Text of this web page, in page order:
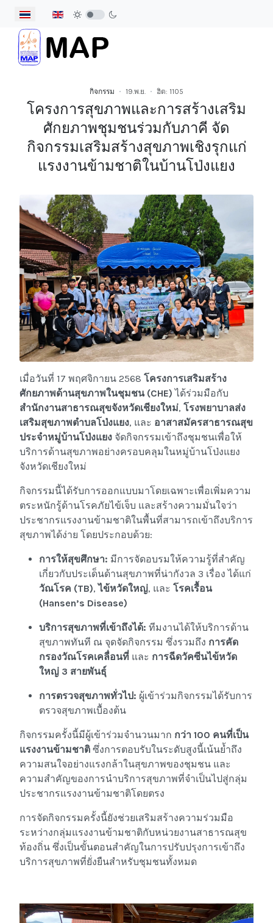
เลือกภาษาของคุณ
กิจกรรม 19.พ.ย. ฮิต: 1105
โครงการสุขภาพและการสร้างเสริม
ศักยภาพชุมชนร่วมกับภาคี จัด
กิจกรรมเสริมสร้างสุขภาพเชิงรุกแก่
แรงงานข้ามชาติในบ้านโป่งแยง
เมื่อวันที่ 17 พฤศจิกายน 2568 โครงการเสริมสร้าง
ศักยภาพด้านสุขภาพในชุมชน (CHE) ได้ร่วมมือกับ
สำนักงานสาธารณสุขจังหวัดเชียงใหม่, โรงพยาบาลส่ง
เสริมสุขภาพตำบลโป่งแยง, และ อาสาสมัครสาธารณสุข
ประจำหมู่บ้านโป่งแยง จัดกิจกรรมเข้าถึงชุมชนเพื่อให้
บริการด้านสุขภาพอย่างครอบคลุมในหมู่บ้านโป่งแยง
จังหวัดเชียงใหม่
กิจกรรมนี้ได้รับการออกแบบมาโดยเฉพาะเพื่อเพิ่มความ
ตระหนักรู้ด้านโรคภัยไข้เจ็บ และสร้างความมั่นใจว่า
ประชากรแรงงานข้ามชาติในพื้นที่สามารถเข้าถึงบริการ
สุขภาพได้ง่าย โดยประกอบด้วย:
การให้สุขศึกษา: มีการจัดอบรมให้ความรู้ที่สำคัญ
เกี่ยวกับประเด็นด้านสุขภาพที่น่ากังวล 3 เรื่อง ได้แก่
วัณโรค (TB),ไข้หวัดใหญ่, และ โรคเรื้อน
(Hansen’s Disease)
บริการสุขภาพที่เข้าถึงได้: ทีมงานได้ให้บริการด้าน
สุขภาพทันที ณ จุดจัดกิจกรรม ซึ่งรวมถึง การคัด
กรองวัณโรคเคลื่อนที่ และ การฉีดวัคซีนไข้หวัด
ใหญ่ 3 สายพันธุ์
การตรวจสุขภาพทั่วไป: ผู้เข้าร่วมกิจกรรมได้รับการ
ตรวจสุขภาพเบื้องต้น
กิจกรรมครั้งนี้มีผู้เข้าร่วมจำนวนมาก กว่า 100 คนที่เป็น
แรงงานข้ามชาติ ซึ่งการตอบรับในระดับสูงนี้เน้นย้ำถึง
ความสนใจอย่างแรงกล้าในสุขภาพของชุมชน และ
ความสำคัญของการนำบริการสุขภาพที่จำเป็นไปสู่กลุ่ม
ประชากรแรงงานข้ามชาติโดยตรง
การจัดกิจกรรมครั้งนี้ยังช่วยเสริมสร้างความร่วมมือ
ระหว่างกลุ่มแรงงานข้ามชาติกับหน่วยงานสาธารณสุข
ท้องถิ่น ซึ่งเป็นขั้นตอนสำคัญในการปรับปรุงการเข้าถึง
บริการสุขภาพที่ยั่งยืนสำหรับชุมชนทั้งหมด